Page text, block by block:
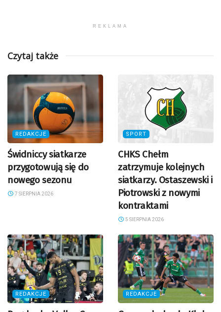
REKLAMA
Czytaj także
REDAKCJE
Świdniccy siatkarze
przygotowują się do
nowego sezonu
7 SIERPNIA 2026
SPORT
CHKS Chełm
zatrzymuje kolejnych
siatkarzy. Ostaszewski i
Piotrowski z nowymi
kontraktami
5 SIERPNIA 2026
REDAKCJE REDAKCJE